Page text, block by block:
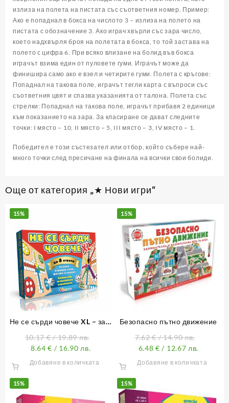
излиза на полета на пистата със съответния номер. Пример:
Ако е попаднал в бокса на числото 3 – излиза на полето на
пистата с обозначение 3. Ако играч хвърли със зара число,
което надхвърля броя на полетата в бокса, то той застава на
полето с цифра 6. При всяко влизане на болид във бокса
играчът взима един от пуловете гуми. Играчът може да
финишира само ако е взел и четирите гуми. Полета с кръгове:
Попаднал на такова поле, играчът тегли карта с въпроси със
съответния цвят и спазва указанията от талона. Полета със
стрелки: Попаднал на такова поле, играчът прибавя 2 единици
към показанието на зара. За класиране се дават следните
точки: I място – 10, II място – 5, III място – 3, IV място – 1.
Победител е този състезател или отбор, който събере най-
много точки след пресичане на финала на всички свои болиди.
Още от категория „★ Нови игри“
15%
Не се сърди човече XL – за 8
10.17€/ 19.89 лв.
8.64€ / 16.90 лв.
Добавяне в количката
15%
Безопасно пътно движение
7.62€/ 14.90 лв.
6.48€ / 12.67 лв.
Добавяне в количката
15% 15%